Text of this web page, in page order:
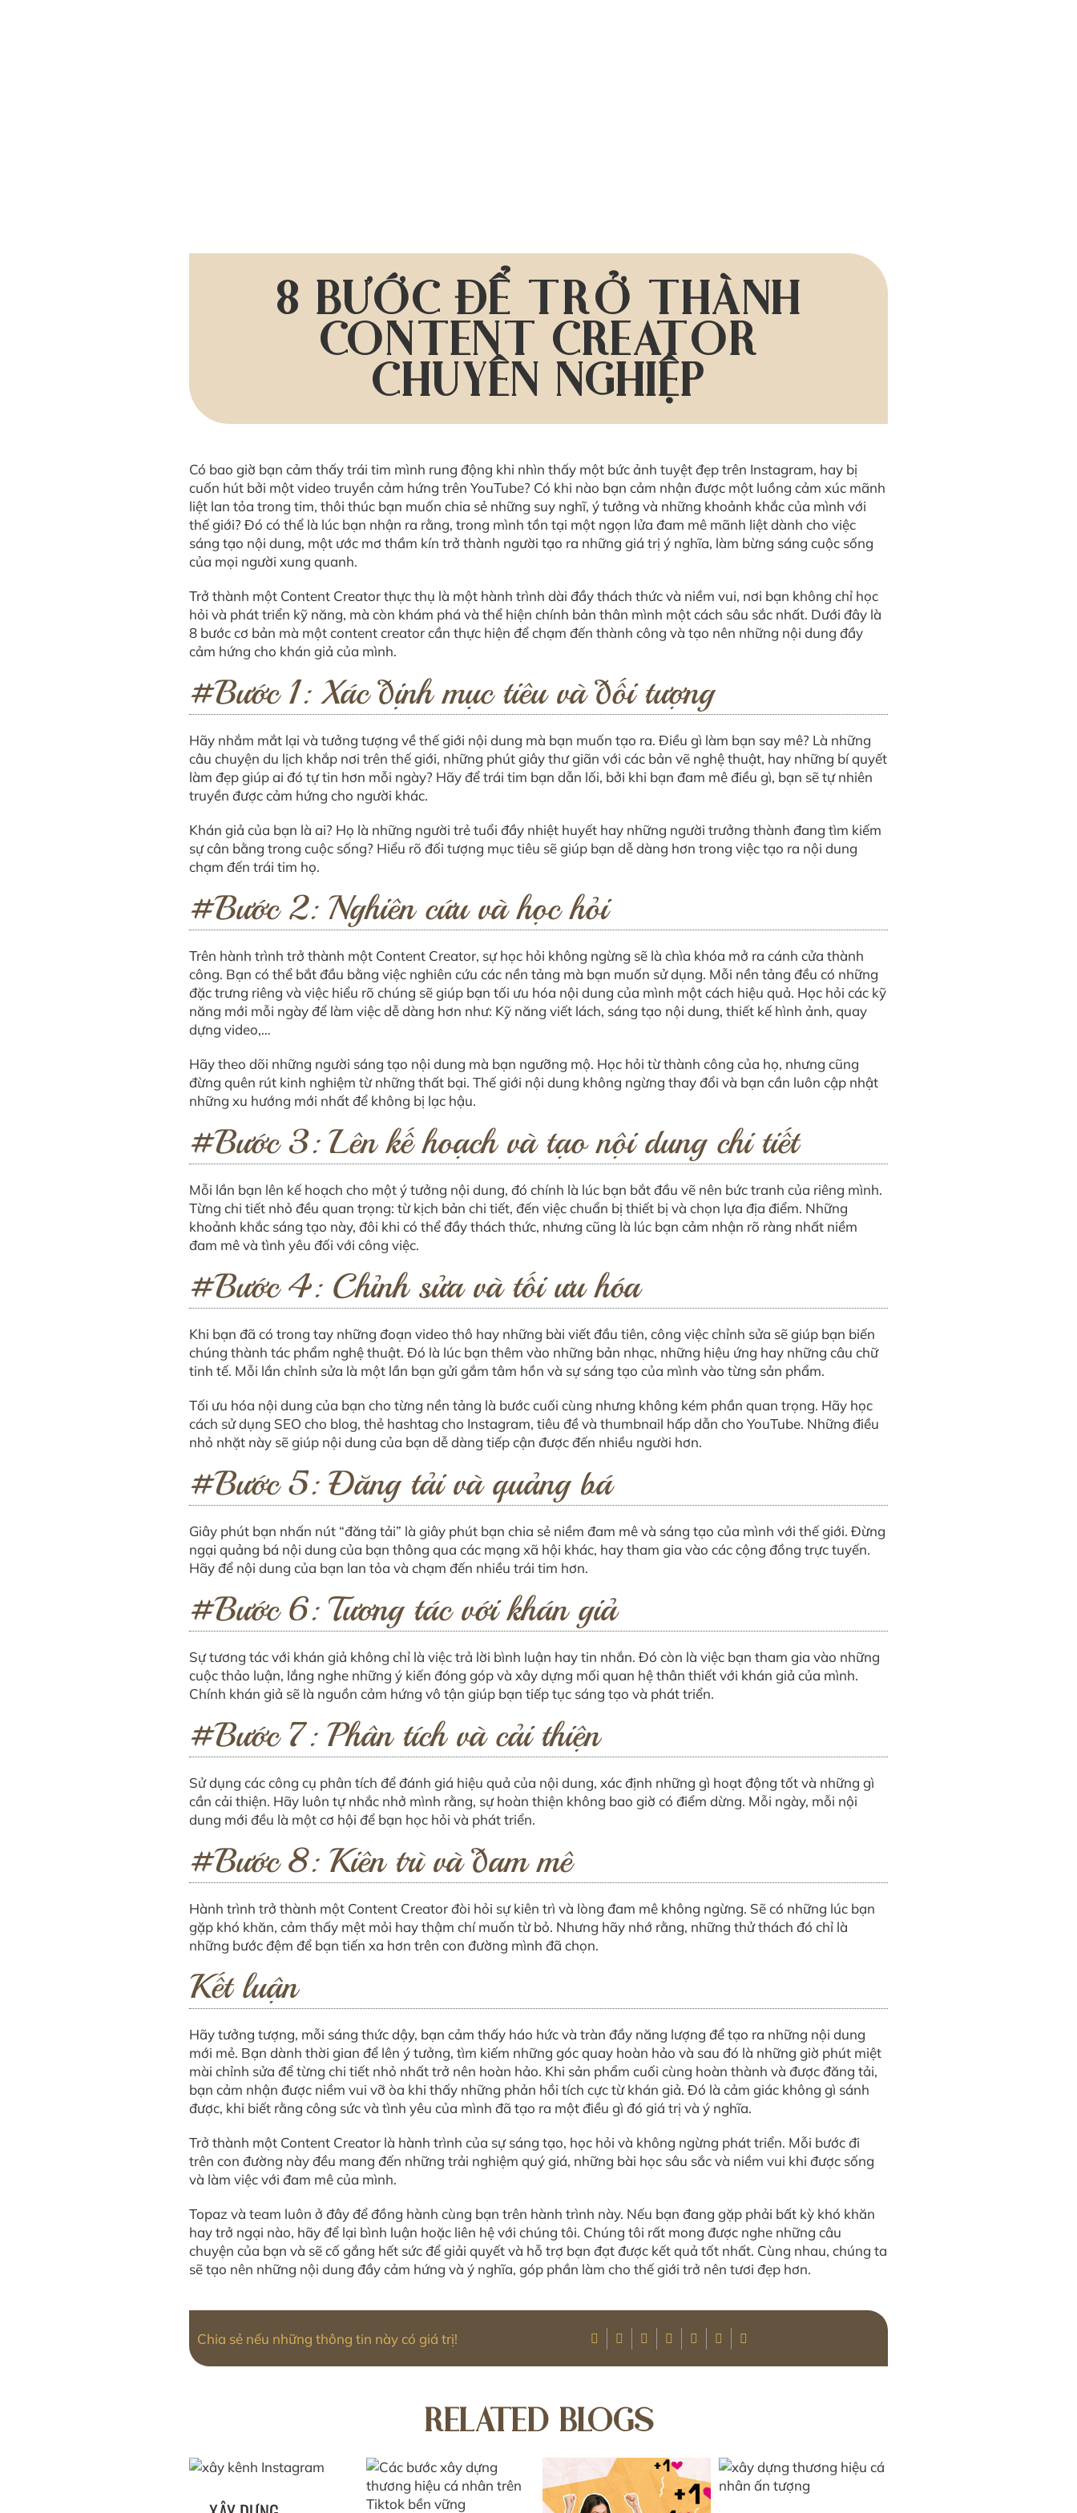
8 BƯỚC ĐỂ TRỞ THÀNH
CONTENT CREATOR
CHUYÊN NGHIỆP
Có bao giờ bạn cảm thấy trái tim mình rung động khi nhìn thấy một bức ảnh tuyệt đẹp trên Instagram, hay bị
cuốn hút bởi một video truyền cảm hứng trên YouTube? Có khi nào bạn cảm nhận được một luồng cảm xúc mãnh
liệt lan tỏa trong tim, thôi thúc bạn muốn chia sẻ những suy nghĩ, ý tưởng và những khoảnh khắc của mình với
thế giới? Đó có thể là lúc bạn nhận ra rằng, trong mình tồn tại một ngọn lửa đam mê mãnh liệt dành cho việc
sáng tạo nội dung, một ước mơ thầm kín trở thành người tạo ra những giá trị ý nghĩa, làm bừng sáng cuộc sống
của mọi người xung quanh.
Trở thành một Content Creator thực thụ là một hành trình dài đầy thách thức và niềm vui, nơi bạn không chỉ học
hỏi và phát triển kỹ năng, mà còn khám phá và thể hiện chính bản thân mình một cách sâu sắc nhất. Dưới đây là
8 bước cơ bản mà một content creator cần thực hiện để chạm đến thành công và tạo nên những nội dung đầy
cảm hứng cho khán giả của mình.
#Bước 1: Xác định mục tiêu và đối tượng
Hãy nhắm mắt lại và tưởng tượng về thế giới nội dung mà bạn muốn tạo ra. Điều gì làm bạn say mê? Là những
câu chuyện du lịch khắp nơi trên thế giới, những phút giây thư giãn với các bản vẽ nghệ thuật, hay những bí quyết
làm đẹp giúp ai đó tự tin hơn mỗi ngày? Hãy để trái tim bạn dẫn lối, bởi khi bạn đam mê điều gì, bạn sẽ tự nhiên
truyền được cảm hứng cho người khác.
Khán giả của bạn là ai? Họ là những người trẻ tuổi đầy nhiệt huyết hay những người trưởng thành đang tìm kiếm
sự cân bằng trong cuộc sống? Hiểu rõ đối tượng mục tiêu sẽ giúp bạn dễ dàng hơn trong việc tạo ra nội dung
chạm đến trái tim họ.
#Bước 2: Nghiên cứu và học hỏi
Trên hành trình trở thành một Content Creator, sự học hỏi không ngừng sẽ là chìa khóa mở ra cánh cửa thành
công. Bạn có thể bắt đầu bằng việc nghiên cứu các nền tảng mà bạn muốn sử dụng. Mỗi nền tảng đều có những
đặc trưng riêng và việc hiểu rõ chúng sẽ giúp bạn tối ưu hóa nội dung của mình một cách hiệu quả. Học hỏi các kỹ
năng mới mỗi ngày để làm việc dễ dàng hơn như: Kỹ năng viết lách, sáng tạo nội dung, thiết kế hình ảnh, quay
dựng video,…
Hãy theo dõi những người sáng tạo nội dung mà bạn ngưỡng mộ. Học hỏi từ thành công của họ, nhưng cũng
đừng quên rút kinh nghiệm từ những thất bại. Thế giới nội dung không ngừng thay đổi và bạn cần luôn cập nhật
những xu hướng mới nhất để không bị lạc hậu.
#Bước 3: Lên kế hoạch và tạo nội dung chi tiết
Mỗi lần bạn lên kế hoạch cho một ý tưởng nội dung, đó chính là lúc bạn bắt đầu vẽ nên bức tranh của riêng mình.
Từng chi tiết nhỏ đều quan trọng: từ kịch bản chi tiết, đến việc chuẩn bị thiết bị và chọn lựa địa điểm. Những
khoảnh khắc sáng tạo này, đôi khi có thể đầy thách thức, nhưng cũng là lúc bạn cảm nhận rõ ràng nhất niềm
đam mê và tình yêu đối với công việc.
#Bước 4: Chỉnh sửa và tối ưu hóa
Khi bạn đã có trong tay những đoạn video thô hay những bài viết đầu tiên, công việc chỉnh sửa sẽ giúp bạn biến
chúng thành tác phẩm nghệ thuật. Đó là lúc bạn thêm vào những bản nhạc, những hiệu ứng hay những câu chữ
tinh tế. Mỗi lần chỉnh sửa là một lần bạn gửi gắm tâm hồn và sự sáng tạo của mình vào từng sản phẩm.
Tối ưu hóa nội dung của bạn cho từng nền tảng là bước cuối cùng nhưng không kém phần quan trọng. Hãy học
cách sử dụng SEO cho blog, thẻ hashtag cho Instagram, tiêu đề và thumbnail hấp dẫn cho YouTube. Những điều
nhỏ nhặt này sẽ giúp nội dung của bạn dễ dàng tiếp cận được đến nhiều người hơn.
#Bước 5: Đăng tải và quảng bá
Giây phút bạn nhấn nút “đăng tải” là giây phút bạn chia sẻ niềm đam mê và sáng tạo của mình với thế giới. Đừng
ngại quảng bá nội dung của bạn thông qua các mạng xã hội khác, hay tham gia vào các cộng đồng trực tuyến.
Hãy để nội dung của bạn lan tỏa và chạm đến nhiều trái tim hơn.
#Bước 6: Tương tác với khán giả
Sự tương tác với khán giả không chỉ là việc trả lời bình luận hay tin nhắn. Đó còn là việc bạn tham gia vào những
cuộc thảo luận, lắng nghe những ý kiến đóng góp và xây dựng mối quan hệ thân thiết với khán giả của mình.
Chính khán giả sẽ là nguồn cảm hứng vô tận giúp bạn tiếp tục sáng tạo và phát triển.
#Bước 7: Phân tích và cải thiện
Sử dụng các công cụ phân tích để đánh giá hiệu quả của nội dung, xác định những gì hoạt động tốt và những gì
cần cải thiện. Hãy luôn tự nhắc nhở mình rằng, sự hoàn thiện không bao giờ có điểm dừng. Mỗi ngày, mỗi nội
dung mới đều là một cơ hội để bạn học hỏi và phát triển.
#Bước 8: Kiên trì và đam mê
Hành trình trở thành một Content Creator đòi hỏi sự kiên trì và lòng đam mê không ngừng. Sẽ có những lúc bạn
gặp khó khăn, cảm thấy mệt mỏi hay thậm chí muốn từ bỏ. Nhưng hãy nhớ rằng, những thử thách đó chỉ là
những bước đệm để bạn tiến xa hơn trên con đường mình đã chọn.
Kết luận
Hãy tưởng tượng, mỗi sáng thức dậy, bạn cảm thấy háo hức và tràn đầy năng lượng để tạo ra những nội dung
mới mẻ. Bạn dành thời gian để lên ý tưởng, tìm kiếm những góc quay hoàn hảo và sau đó là những giờ phút miệt
mài chỉnh sửa để từng chi tiết nhỏ nhất trở nên hoàn hảo. Khi sản phẩm cuối cùng hoàn thành và được đăng tải,
bạn cảm nhận được niềm vui vỡ òa khi thấy những phản hồi tích cực từ khán giả. Đó là cảm giác không gì sánh
được, khi biết rằng công sức và tình yêu của mình đã tạo ra một điều gì đó giá trị và ý nghĩa.
Trở thành một Content Creator là hành trình của sự sáng tạo, học hỏi và không ngừng phát triển. Mỗi bước đi
trên con đường này đều mang đến những trải nghiệm quý giá, những bài học sâu sắc và niềm vui khi được sống
và làm việc với đam mê của mình.
Topaz và team luôn ở đây để đồng hành cùng bạn trên hành trình này. Nếu bạn đang gặp phải bất kỳ khó khăn
hay trở ngại nào, hãy để lại bình luận hoặc liên hệ với chúng tôi. Chúng tôi rất mong được nghe những câu
chuyện của bạn và sẽ cố gắng hết sức để giải quyết và hỗ trợ bạn đạt được kết quả tốt nhất. Cùng nhau, chúng ta
sẽ tạo nên những nội dung đầy cảm hứng và ý nghĩa, góp phần làm cho thế giới trở nên tươi đẹp hơn.
Chia sẻ nếu những thông tin này có giá trị!
RELATED BLOGS
Chiến lược xây dựng
thương hiệu cá nhân
Thương Hiệu Cá
Nhân Đỉnh Cao